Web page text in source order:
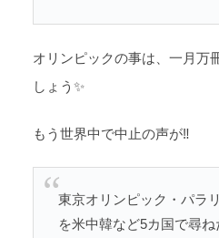
オリンピックの事は、一月万
しょう✨
もう世界中で中止の声が‼️
東京オリンピック・パラ
を米中韓など5カ国で尋ね